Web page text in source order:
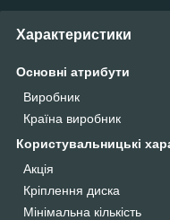
Характеристики
Основні атрибути
Виробник
Країна виробник
Користувальницькі
Акція
Кріплення диска
Мінімальна кількість